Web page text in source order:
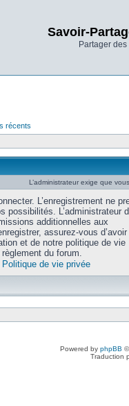
Savoir-
Partager
récents
L’administrateur exige que
L’enregistrement ne
possibilités. L’administrateur
additionnelles aux
assurez-vous
et de notre politique de vie
du forum.
Politique de vie privée
Powered by phpBB
Traduction